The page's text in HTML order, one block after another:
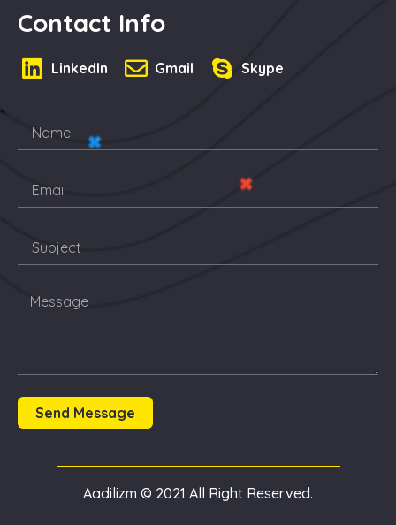
Contact Info
LinkedIn Gmail Skype
Send Message
Aadilizm © 2021 All Right Reserved.